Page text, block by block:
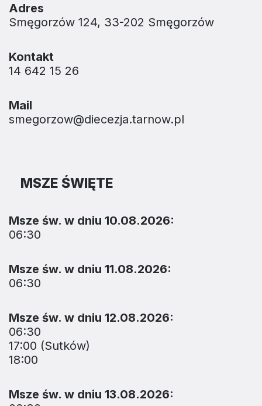
Adres
Smęgorzów 124, 33-202 Smęgorzów
Kontakt
14 642 15 26
Mail
smegorzow@diecezja.tarnow.pl
MSZE ŚWIĘTE
Msze św. w dniu 10.08.2026:
06:30
Msze św. w dniu 11.08.2026:
06:30
Msze św. w dniu 12.08.2026:
06:30
17:00 (Sutków)
18:00
Msze św. w dniu 13.08.2026: